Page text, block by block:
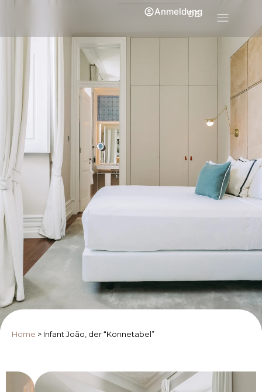
DE
Anmeldung
Home > Infant João, der “Konnetabel”